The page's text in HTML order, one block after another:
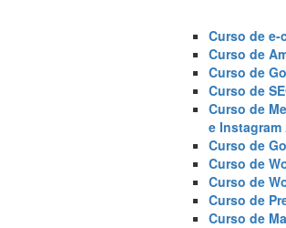
Curso de e-
Curso de
Curso de
Curso de
Curso de
e Instagram
Curso de
Curso de
Curso de
Curso de
Curso de